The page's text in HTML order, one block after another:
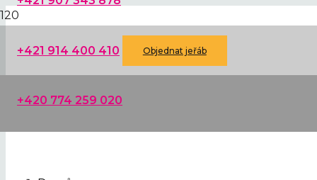
+421 914 400 410
+420 774 259 020
Objednat jeřáb